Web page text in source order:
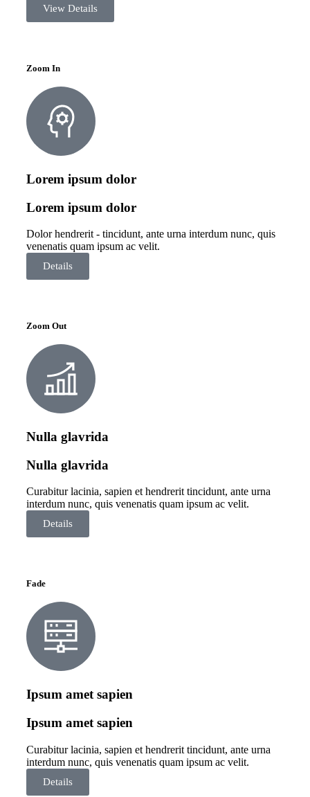
View Details
Zoom In
Lorem ipsum dolor
Lorem ipsum dolor
Dolor hendrerit - tincidunt, ante urna interdum nunc, quis
venenatis quam ipsum ac velit.
Details
Zoom Out
Nulla glavrida
Nulla glavrida
Curabitur lacinia, sapien et hendrerit tincidunt, ante urna
interdum nunc, quis venenatis quam ipsum ac velit.
Details
Fade
Ipsum amet sapien
Ipsum amet sapien
Curabitur lacinia, sapien et hendrerit tincidunt, ante urna
interdum nunc, quis venenatis quam ipsum ac velit.
Details